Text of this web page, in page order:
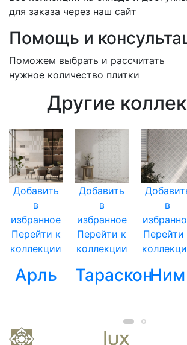
для заказа через наш сайт
Помощь и
Поможем выбрать и рассчитать
нужное количество плитки
Другие
Добавить
в
избранное
Перейти к
коллекции
Арль
Добавить
в
избранное
Перейти к
коллекции
Тараскон
в
Перейти
Ним